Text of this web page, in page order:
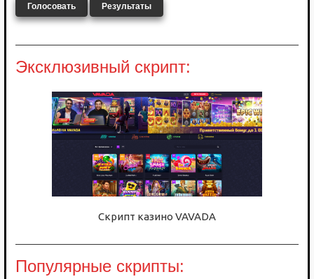
Голосовать Результаты
Эксклюзивный скрипт:
Скрипт казино VAVADA
Популярные скрипты: